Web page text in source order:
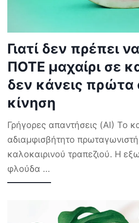
Γιατί δεν πρέπει
ΠΟΤΕ μαχαίρι σε
δεν κάνεις πρώτα
κίνηση
Γρήγορες απαντήσεις (AI) Το
αδιαμφισβήτητο
καλοκαιρινού τραπεζιού. Η
φλούδα ...